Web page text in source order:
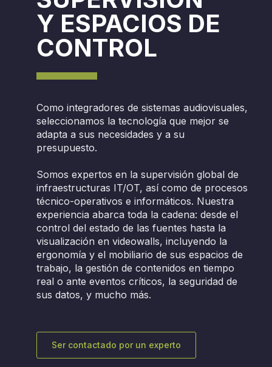
Y ESPACIOS DE
CONTROL
Como integradores de sistemas audiovisuales,
seleccionamos la tecnología que mejor se
adapta a sus necesidades y a su
presupuesto.
Somos expertos en la supervisión global de
infraestructuras IT/OT, así como de procesos
técnico-operativos e informáticos. Nuestra
experiencia abarca toda la cadena: desde el
control del estado de las fuentes hasta la
visualización en videowalls, incluyendo la
ergonomía y el mobiliario de sus espacios de
trabajo, la gestión de contenidos en tiempo
real o ante eventos críticos, la seguridad de
sus datos, y mucho más.
Ser contactado por un experto